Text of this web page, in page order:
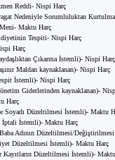
Reddi- Nispi Harç
Nedeniyle Sorumluluktan
Maktu Harç
Tespiti- Nispi Harç
Harç
Çıkarma İstemli)- Nispi Harç
Maldan kaynaklanan)- Nispi Harç
İstemli)- Nispi Harç
Giderlerinden kaynaklanan)-
Harç
Soyadı Düzeltilmesi İstemli)- Maktu
İptali İstemli)- Maktu Harç
Adının Düzeltilmesi/
Düzeltilmesi İstemli)- Maktu Harç
Kayıtların Düzeltilmesi İstemli)-